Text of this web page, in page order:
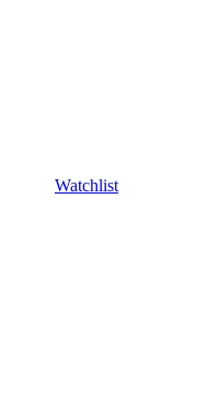
Watchlist